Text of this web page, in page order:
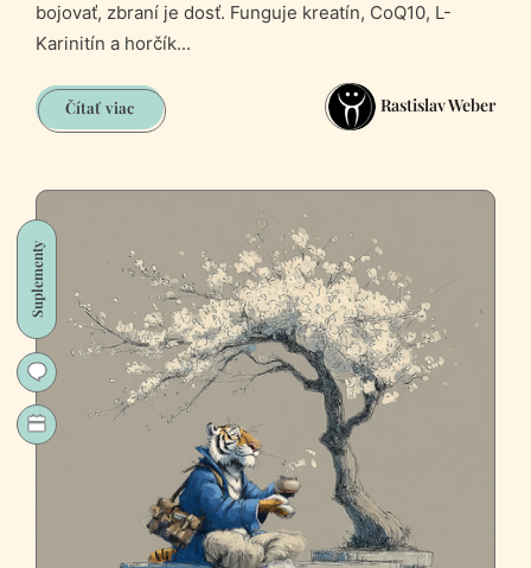
bojovať, zbraní je dosť. Funguje kreatín, CoQ10, L-
Karinitín a horčík...
Čítať viacDoplnky
výživy
zníženie
verzia)
Rastislav Weber
Suplementy